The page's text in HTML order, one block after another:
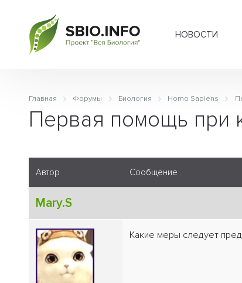
НОВОСТИ
Главная Форумы Биология Homo Sapiens
Первая помощь при
Автор Сообщение
Mary.S
Какие меры следует